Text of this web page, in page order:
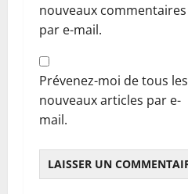
nouveaux commentaires
par e-mail.
Prévenez-moi de tous les
nouveaux articles par e-
mail.